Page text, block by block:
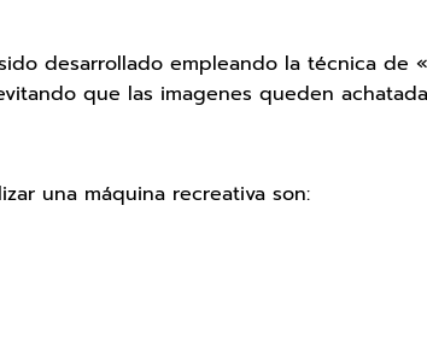
desarrollado empleando la técnica de
que las imagenes queden
una máquina recreativa son: